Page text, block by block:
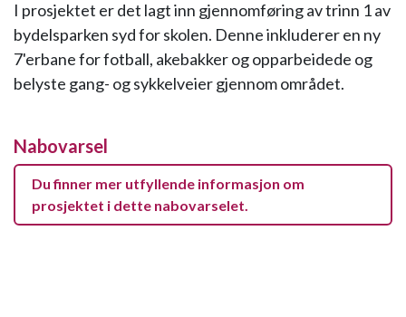
I prosjektet er det lagt inn gjennomføring av trinn 1 av
bydelsparken syd for skolen. Denne inkluderer en ny
7'erbane for fotball, akebakker og opparbeidede og
belyste gang- og sykkelveier gjennom området.
Nabovarsel
Du finner mer utfyllende informasjon om
prosjektet i dette nabovarselet.